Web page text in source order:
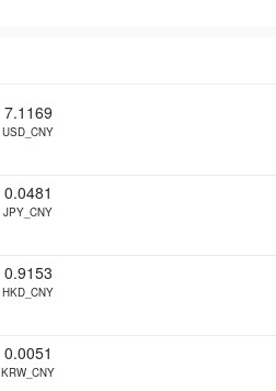
7.1169
USD_CNY
0.0481
JPY_CNY
0.9153
HKD_CNY
0.0051
KRW_CNY